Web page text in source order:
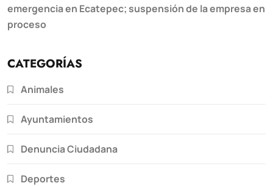
emergencia en Ecatepec; suspensión de la empresa en
proceso
CATEGORÍAS
Animales
Ayuntamientos
Denuncia Ciudadana
Deportes